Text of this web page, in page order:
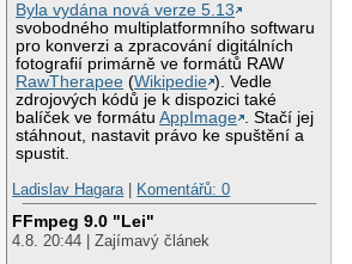
Byla vydána nová verze 5.13
svobodného multiplatformního softwaru
pro konverzi a zpracování digitálních
fotografií primárně ve formátů RAW
RawTherapee (Wikipedie ). Vedle
zdrojových kódů je k dispozici také
balíček ve formátuAppImage . Stačí jej
stáhnout, nastavit právo ke spuštění a
spustit.
Ladislav Hagara| Komentářů: 0
FFmpeg 9.0 "Lei"
4.8. 20:44 | Zajímavý článek